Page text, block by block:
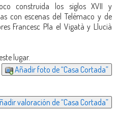
construida los siglos XVII y
con escenas del Telémaco y de
Francesc Pla el Vigatà y Llucià
lugar.
Añadir foto de “Casa Cortada”
valoración de “Casa Cortada”